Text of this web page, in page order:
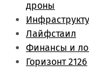
Обзоры
дроны
Лайфстаил
Финансы и
Горизонт 2126